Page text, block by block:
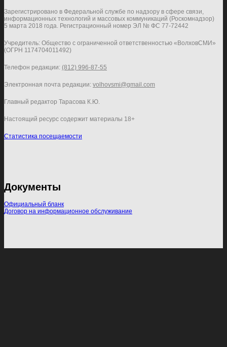
Зарегистрировано в Федеральной службе по надзору в сфере связи,
информационных технологий и массовых коммуникаций (Роскомнадзор)
5 марта 2018 года. Регистрационный номер ЭЛ № ФС 77-72442
Учредитель: Общество с ограниченной ответственностью «ВолховСМИ»
(ОГРН 1174704011492)
Телефон редакции: (812) 996-87-55
Электронная почта редакции: volhovsmi@gmail.com
Главный редактор Тарасова К.Ю.
Настоящий ресурс содержит материалы 18+
Статистика посещаемости
Документы
Официальный бланк
Договор на информационное обслуживание